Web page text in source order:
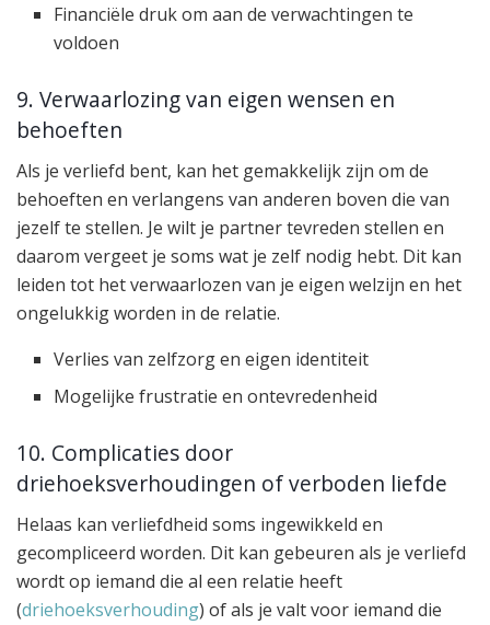
Financiële druk om aan de verwachtingen te
voldoen
9. Verwaarlozing van eigen wensen en
behoeften
Als je verliefd bent, kan het gemakkelijk zijn om de
behoeften en verlangens van anderen boven die van
jezelf te stellen. Je wilt je partner tevreden stellen en
daarom vergeet je soms wat je zelf nodig hebt. Dit kan
leiden tot het verwaarlozen van je eigen welzijn en het
ongelukkig worden in de relatie.
Verlies van zelfzorg en eigen identiteit
Mogelijke frustratie en ontevredenheid
10. Complicaties door
driehoeksverhoudingen of verboden liefde
Helaas kan verliefdheid soms ingewikkeld en
gecompliceerd worden. Dit kan gebeuren als je verliefd
wordt op iemand die al een relatie heeft
(driehoeksverhouding) of als je valt voor iemand die